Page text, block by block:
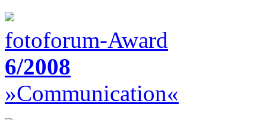
fotoforum-Award
6/2008
»Communication«